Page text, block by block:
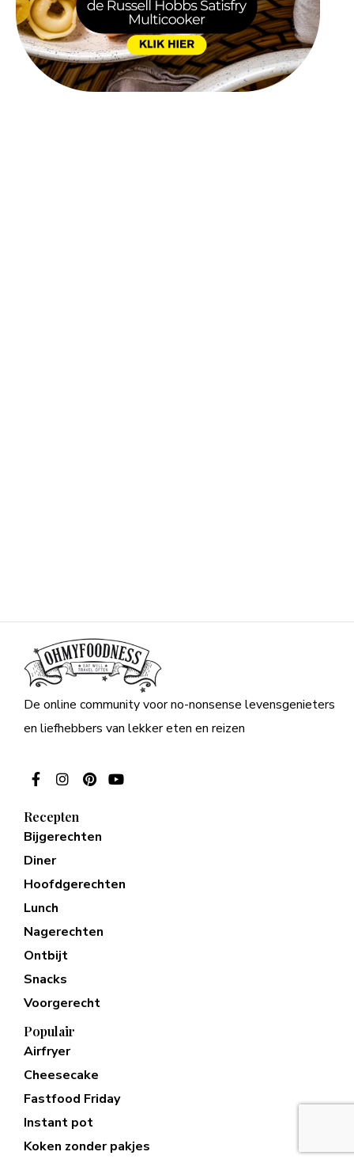
De online community voor no-nonsense levensgenieters
en liefhebbers van lekker eten en reizen
Recepten
Bijgerechten
Diner
Hoofdgerechten
Lunch
Nagerechten
Ontbijt
Snacks
Voorgerecht
Populair
Airfryer
Cheesecake
Fastfood Friday
Instant pot
Koken zonder pakjes